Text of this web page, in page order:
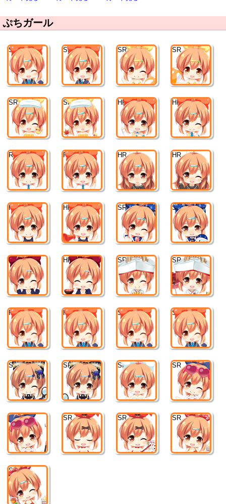
ぷちガール
SR SR SR SR
SR SR HR HR
R R HR HR
HR HR SR SR
HR HR SR SR
R HR SR SSR
SR SR SR SR
SR SR SR SR
SR